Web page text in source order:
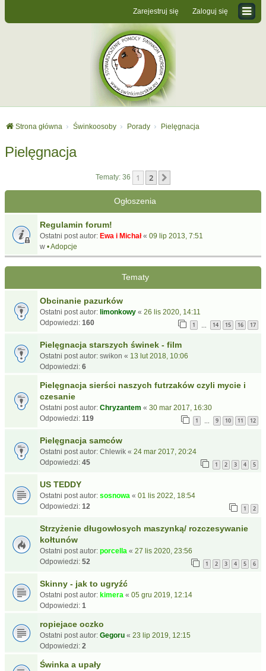
Zaloguj się
Zarejestruj się
Strona główna Świnkoosoby Porady Pielęgnacja
Pielęgnacja
Tematy: 36 1 2
Ogłoszenia
Regulamin forum!
Ostatni post autor: Ewa i Michał« 09 lip 2013, 7:51
w • Adopcje
Tematy
Obcinanie pazurków
Ostatni post autor: limonkowy « 26 lis 2020, 14:11
Odpowiedzi: 160 1 14 15 16 17
Pielęgnacja starszych świnek - film
Ostatni post autor: swikon « 13 lut 2018, 10:06
Odpowiedzi: 6
Pielęgnacja sierści naszych futrzaków czyli mycie i
czesanie
Ostatni post autor: Chryzantem « 30 mar 2017, 16:30
Odpowiedzi: 119 1 9 10 11 12
Pielęgnacja samców
Ostatni post autor: Chlewik « 24 mar 2017, 20:24
Odpowiedzi: 45 1 2 3 4 5
US TEDDY
Ostatni post autor: sosnowa « 01 lis 2022, 18:54
Odpowiedzi: 12 1 2
Strzyżenie długowłosych maszynką/ rozczesywanie
kołtunów
Ostatni post autor: porcella « 27 lis 2020, 23:56
Odpowiedzi: 52 1 2 3 4 5 6
Skinny - jak to ugryźć
Ostatni post autor: kimera « 05 gru 2019, 12:14
Odpowiedzi: 1
ropiejace oczko
Ostatni post autor: Gegoru « 23 lip 2019, 12:15
Odpowiedzi: 2
Świnka a upały